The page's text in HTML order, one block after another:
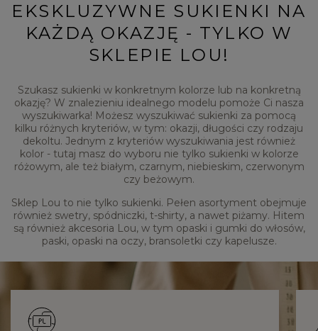
EKSKLUZYWNE SUKIENKI NA
KAŻDĄ OKAZJĘ - TYLKO W
SKLEPIE LOU!
Szukasz sukienki w konkretnym kolorze lub na konkretną
okazję? W znalezieniu idealnego modelu pomoże Ci nasza
wyszukiwarka! Możesz wyszukiwać sukienki za pomocą
kilku różnych kryteriów, w tym: okazji, długości czy rodzaju
dekoltu. Jednym z kryteriów wyszukiwania jest również
kolor - tutaj masz do wyboru nie tylko sukienki w kolorze
różowym, ale też białym, czarnym, niebieskim, czerwonym
czy beżowym.
Sklep Lou to nie tylko sukienki. Pełen asortyment obejmuje
również swetry, spódniczki, t-shirty, a nawet piżamy. Hitem
są również akcesoria Lou, w tym opaski i gumki do włosów,
paski, opaski na oczy, bransoletki czy kapelusze.